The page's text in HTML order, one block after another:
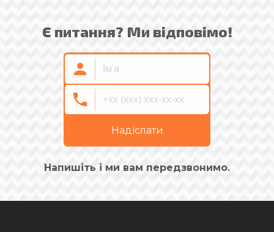
Є питання? Ми відповімо!
Надіслати
Напишіть і ми вам передзвонимо.